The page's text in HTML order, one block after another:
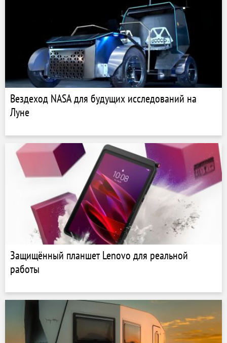
Вездеход NASA для будущих исследований на
Луне
Защищённый планшет Lenovo для реальной
работы